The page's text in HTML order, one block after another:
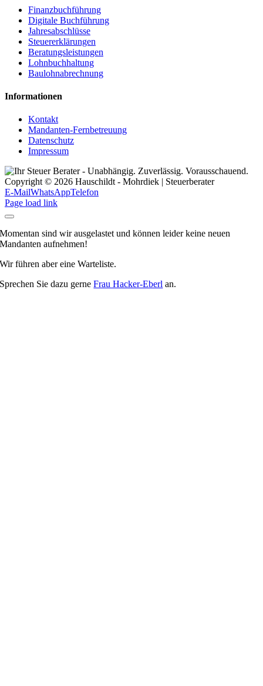
Finanzbuchführung
Digitale Buchführung
Jahresabschlüsse
Steuererklärungen
Beratungsleistungen
Lohnbuchhaltung
Baulohnabrechnung
Informationen
Kontakt
Mandanten-Fernbetreuung
Datenschutz
Impressum
Copyright © 2026 Hauschildt - Mohrdiek | Steuerberater
E-MailWhatsAppTelefon
Page load link
Momentan sind wir ausgelastet und können leider keine neuen
Mandanten aufnehmen!
Wir führen aber eine Warteliste.
Sprechen Sie dazu gerneFrau Hacker-Eberl an.